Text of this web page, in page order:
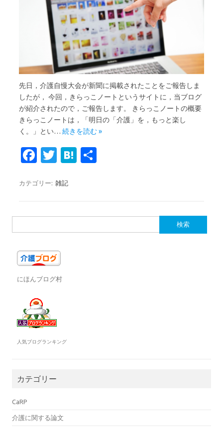
先日，介護自慢大会が新聞に掲載されたことをご報告しま
したが， 今回，きらっこノートというサイトに，当ブログ
が紹介されたので，ご報告します。 きらっこノートの概要
きらっこノートは，「明日の「介護」を，もっと楽し
く。」とい… 続きを読む »
Fa
e
o
o
k
T
it
r
H
a
カテゴリー: 雑記
索:
にほんブログ村
人気ブログランキング
カテゴリー
CaRP
介護に関する論文